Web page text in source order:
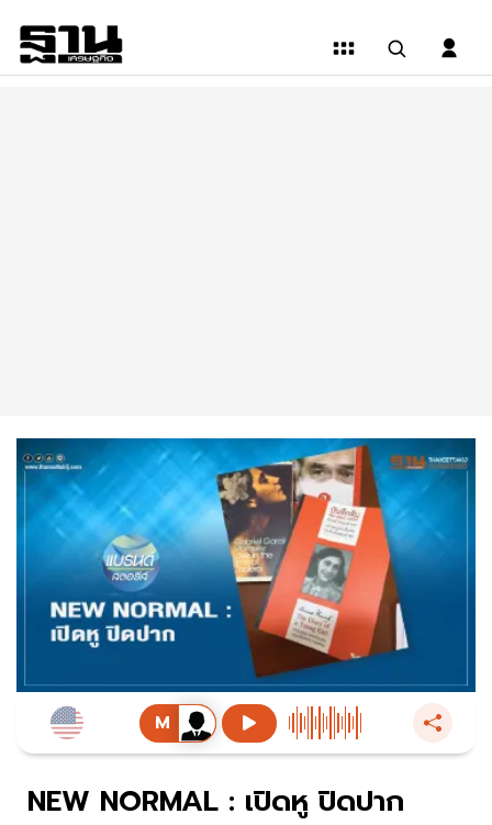
NEW NORMAL : เปิดหู ปิดปาก